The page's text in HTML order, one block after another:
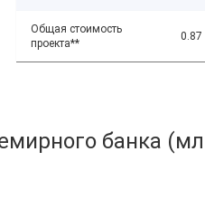
Общая стоимость
проекта**
0.87
банка